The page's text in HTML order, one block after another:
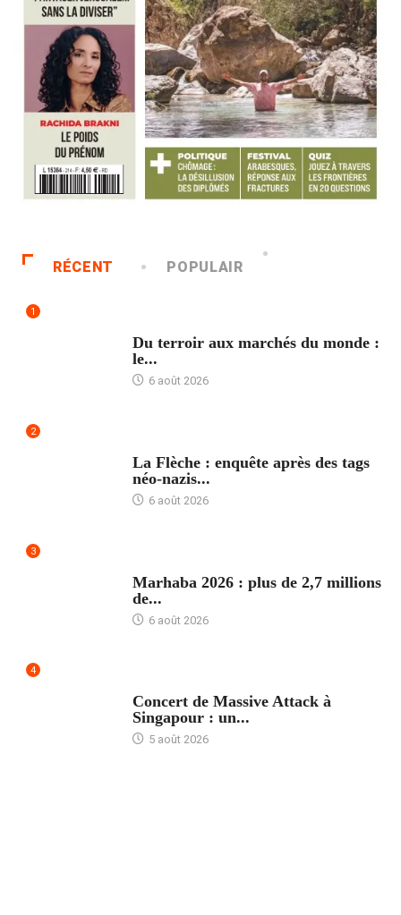
RÉCENT POPULAIR
1
Du terroir aux marchés du monde :
le...
6 août 2026
2
La Flèche : enquête après des tags
néo-nazis...
6 août 2026
3
Marhaba 2026 : plus de 2,7 millions
de...
6 août 2026
4
Concert de Massive Attack à
Singapour : un...
5 août 2026